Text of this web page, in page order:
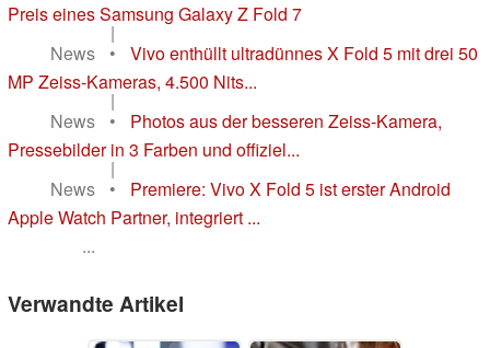
Preis eines Samsung Galaxy Z Fold 7
|
News
•
Vivo enthüllt ultradünnes X Fold 5 mit drei 50
MP Zeiss-Kameras, 4.500 Nits...
|
News
•
Photos aus der besseren Zeiss-Kamera,
Pressebilder in 3 Farben und offiziel...
|
News
•
Premiere: Vivo X Fold 5 ist erster Android
Apple Watch Partner, integriert ...
...
Verwandte Artikel